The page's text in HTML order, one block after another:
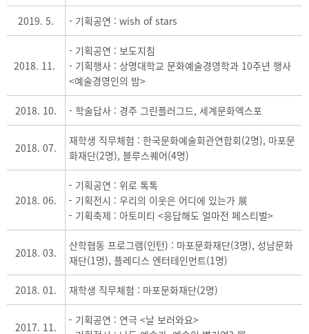
2019. 5. - 기획공연 : wish of stars
2018. 11.
- 기획공연 : 보도지침
- 기획행사 : 상명대학교 문화예술경영학과 10주년 행사
<예술경영인의 밤>
2018. 10. - 학술답사 : 경주 그린플러그드, 세계문화엑스포
2018. 07.
재학생 직무체험 : 한국문화예술회관연합회(2명), 마포문
화재단(2명), 블루스퀘어(4명)
2018. 06.
기획공연 : 위로 톡톡
기획전시 : 우리의 이웃은 어디에 있는가 展
기획축제 : 아토미티 <응답해도 얼마전 페스티벌>
2018. 03.
산학협동 프로그램(인턴) : 마포문화재단(3명), 성남문화
재단(1명), 플레디스 엔터테인먼트(1명)
2018. 01. 재학생 직무체험 : 마포문화재단(2명)
2017. 11.
기획공연 : 연극 <날 보러와요>